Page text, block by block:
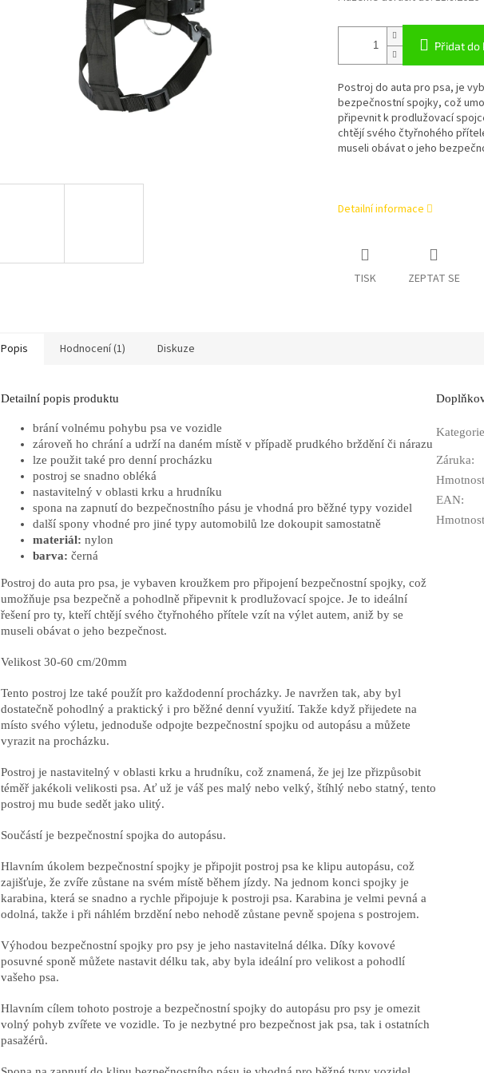
Přidat do
Postroj do auta pro psa, je
bezpečnostní spojky, což
připevnit k prodlužovací
chtějí svého čtyřnohého
museli obávat o jeho
Detailní informace
TISK ZEPTAT SE
Popis Hodnocení (1) Diskuze
Detailní popis produktu
brání volnému pohybu psa ve vozidle
zároveň ho chrání a udrží na daném místě v případě prudkého brždění či nárazu
lze použit také pro denní procházku
postroj se snadno obléká
nastavitelný v oblasti krku a hrudníku
spona na zapnutí do bezpečnostního pásu je vhodná pro běžné typy vozidel
další spony vhodné pro jiné typy automobilů lze dokoupit samostatně
materiál: nylon
barva: černá
Postroj do auta pro psa, je vybaven kroužkem pro připojení bezpečnostní spojky, což
umožňuje psa bezpečně a pohodlně připevnit k prodlužovací spojce. Je to ideální
řešení pro ty, kteří chtějí svého čtyřnohého přítele vzít na výlet autem, aniž by se
museli obávat o jeho bezpečnost.
Velikost 30-60 cm/20mm
Tento postroj lze také použít pro každodenní procházky. Je navržen tak, aby byl
dostatečně pohodlný a praktický i pro běžné denní využití. Takže když přijedete na
místo svého výletu, jednoduše odpojte bezpečnostní spojku od autopásu a můžete
vyrazit na procházku.
Postroj je nastavitelný v oblasti krku a hrudníku, což znamená, že jej lze přizpůsobit
téměř jakékoli velikosti psa. Ať už je váš pes malý nebo velký, štíhlý nebo statný, tento
postroj mu bude sedět jako ulitý.
Součástí je bezpečnostní spojka do autopásu.
Hlavním úkolem bezpečnostní spojky je připojit postroj psa ke klipu autopásu, což
zajišťuje, že zvíře zůstane na svém místě během jízdy. Na jednom konci spojky je
karabina, která se snadno a rychle připojuje k postroji psa. Karabina je velmi pevná a
odolná, takže i při náhlém brzdění nebo nehodě zůstane pevně spojena s postrojem.
Výhodou bezpečnostní spojky pro psy je jeho nastavitelná délka. Díky kovové
posuvné sponě můžete nastavit délku tak, aby byla ideální pro velikost a pohodlí
vašeho psa.
Hlavním cílem tohoto postroje a bezpečnostní spojky do autopásu pro psy je omezit
volný pohyb zvířete ve vozidle. To je nezbytné pro bezpečnost jak psa, tak i ostatních
pasažérů.
Kategorie
Záruka:
Hmotnost
EAN:
Hmotnost